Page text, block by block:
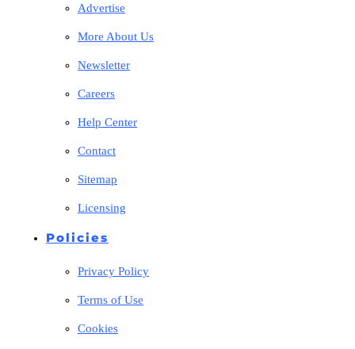
Advertise
More About Us
Newsletter
Careers
Help Center
Contact
Sitemap
Licensing
Policies
Privacy Policy
Terms of Use
Cookies